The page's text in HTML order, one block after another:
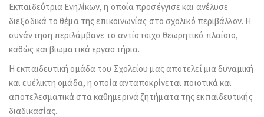
Εκπαιδεύτρια Ενηλίκων, η οποία προσέγγισε και ανέλυσε
διεξοδικά το θέμα της επικοινωνίας στο σχολικό περιβάλλον. Η
συνάντηση περιλάμβανε το αντίστοιχο θεωρητικό πλαίσιο,
καθώς και βιωματικά εργαστήρια.
Η εκπαιδευτική ομάδα του Σχολείου μας αποτελεί μια δυναμική
και ευέλικτη ομάδα, η οποία ανταποκρίνεται ποιοτικά και
αποτελεσματικά στα καθημερινά ζητήματα της εκπαιδευτικής
διαδικασίας.